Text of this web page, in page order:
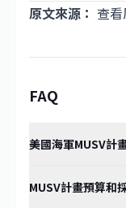
原文來源： 查
FAQ
美國海軍MUSV計
MUSV計畫預算和